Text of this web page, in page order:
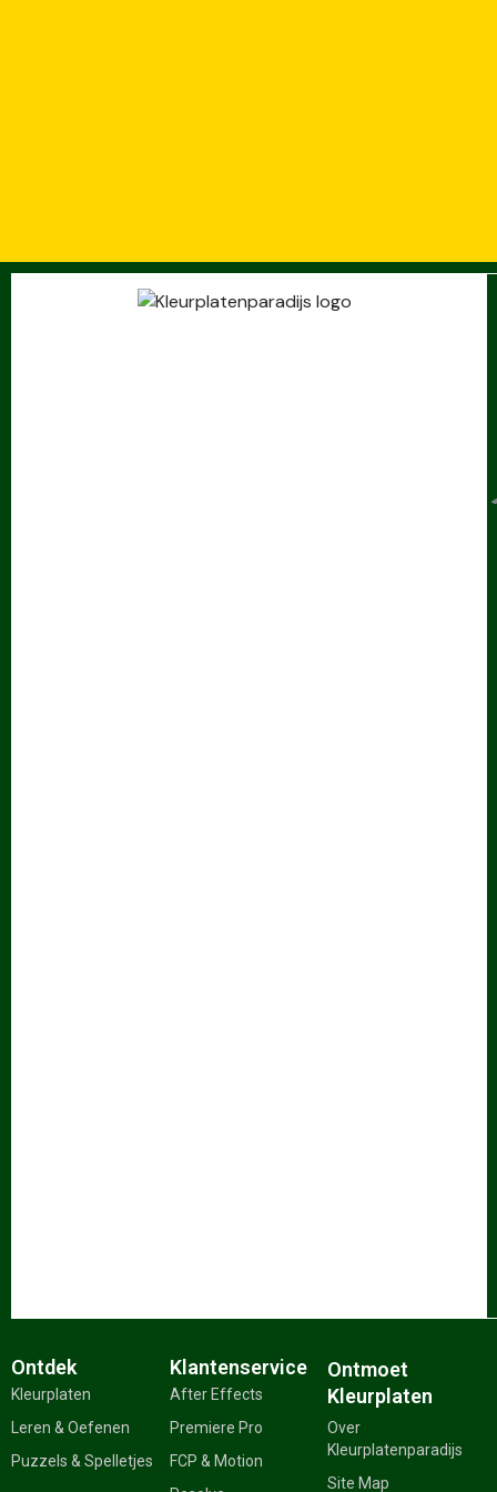
Ontdek
Kleurplaten
Leren & Oefenen
Puzzels & Spelletjes
Klantenservice
After Effects
Premiere Pro
FCP & Motion
Ontmoet
Kleurplaten
Over
Kleurplatenparadijs
Site Map